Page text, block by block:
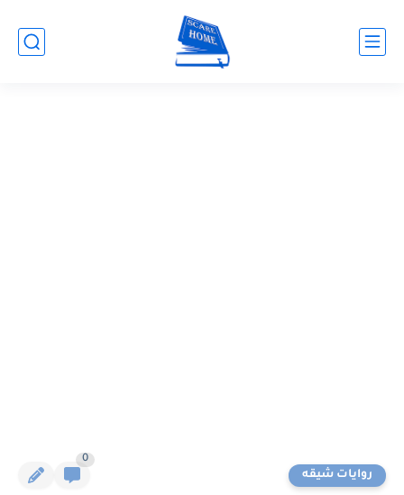
روايات شيقه
0